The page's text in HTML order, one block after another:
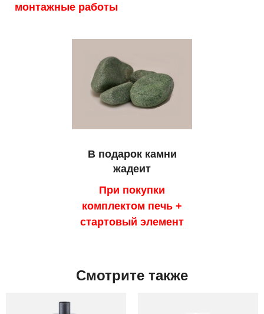
монтажные работы
В подарок камни
жадеит
При покупки
комплектом печь +
стартовый элемент
Смотрите также